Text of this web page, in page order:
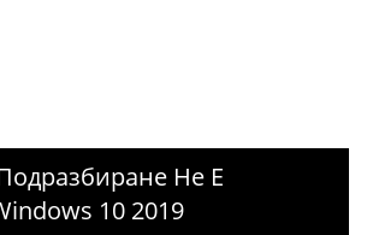
Не Е
10 2019